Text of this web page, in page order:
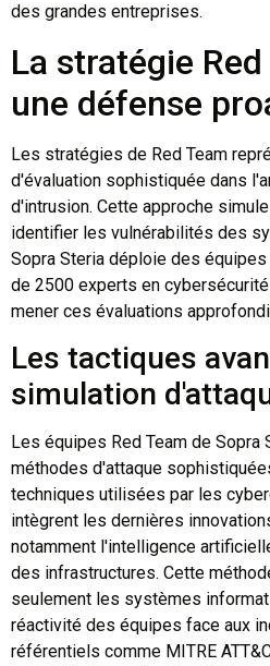
des grandes entreprises.
La stratégie
une défense
Les stratégies de Red Team
d'évaluation sophistiquée dans
d'intrusion. Cette approche
identifier les vulnérabilités des
Sopra Steria déploie des
de 2500 experts en
mener ces évaluations
Les tactiques
simulation
Les équipes Red Team de Sopra
méthodes d'attaque
techniques utilisées par les
intègrent les dernières
notamment l'intelligence
des infrastructures. Cette
seulement les systèmes
réactivité des équipes face aux
référentiels comme MITRE